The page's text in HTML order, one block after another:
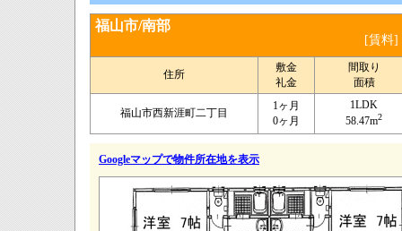
福山市/南部
[賃料]
住所
敷金
礼金
間取り
面積
福山市西新涯町二丁目
1ヶ月
0ヶ月
1LDK
58.47m2
Googleマップで物件所在地を表示